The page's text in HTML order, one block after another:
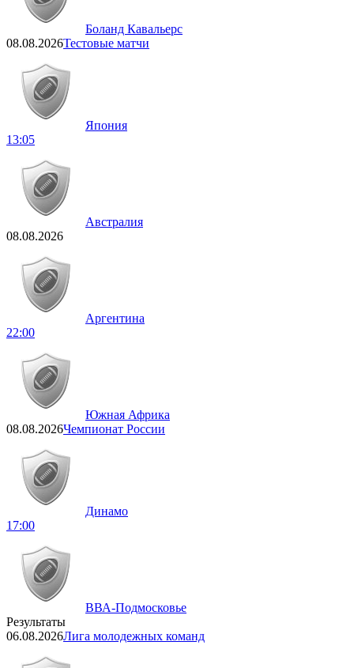
Боланд Кавальерс
08.08.2026Тестовые матчи
Япония
13:05
Австралия
08.08.2026
Аргентина
22:00
Южная Африка
08.08.2026Чемпионат России
Динамо
17:00
ВВА-Подмосковье
Результаты
06.08.2026Лига молодежных команд